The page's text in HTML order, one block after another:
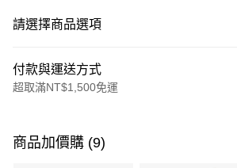
請選擇商品選項
付款與運送方式
超取滿NT$1,500免運
信用卡一次付款
商品加價購 (9)